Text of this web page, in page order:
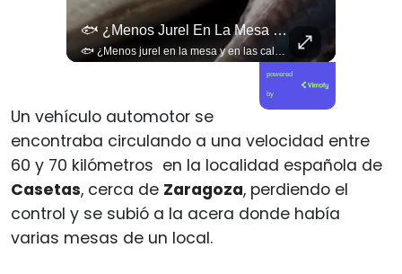
🐟 ¿Menos Jurel En La Mesa Y En Las Caletas?
🐟 ¿Menos jurel en la mesa y en las caletas? El cambio climático y El Niño alteran las aguas chilenas. 🌊🇨🇱 Especialistas advierten que las anomalías térmicas en el océano están desplazando los cardúmenes de jurel hacia zonas más profundas y australes, alejándolos de la costa. El fenómeno golpea directamente el sustento de la pesca artesanal y amenaza la canasta básica familiar, al restringir la oferta de una de las fuentes de proteína más populares y accesibles del país. 📉🎣 🎥 Revisa el análisis científico completo y el impacto en las comunidades costeras en elciudadano.com 🔗 (Link en la biografía). ¿Has notado la escasez o el alza de precio del jurel en tu ciudad? Te leemos en los comentarios. 💬👇🏼
powered
by
Un vehículo automotor se
encontraba circulando a una velocidad entre
60 y 70 kilómetros en la localidad española de
Casetas, cerca de Zaragoza, perdiendo el
control y se subió a la acera donde había
varias mesas de un local.